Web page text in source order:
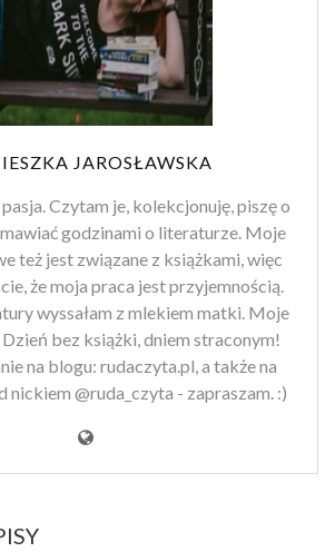
JAROSŁAWSKA
Czytam je, kolekcjonuję, piszę o
godzinami o literaturze. Moje
też jest związane z książkami, więc
że moja praca jest przyjemnością.
wyssałam z mlekiem matki. Moje
bez książki, dniem straconym!
na blogu: rudaczyta.pl, a także na
nickiem @ruda_czyta - zapraszam. :)